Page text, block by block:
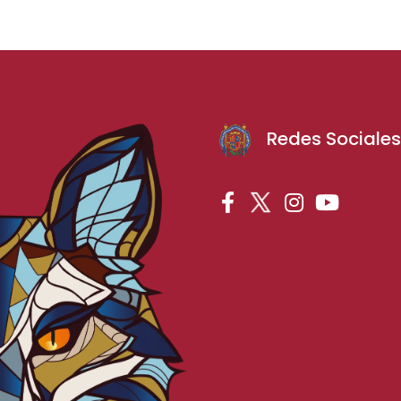
Redes Sociales